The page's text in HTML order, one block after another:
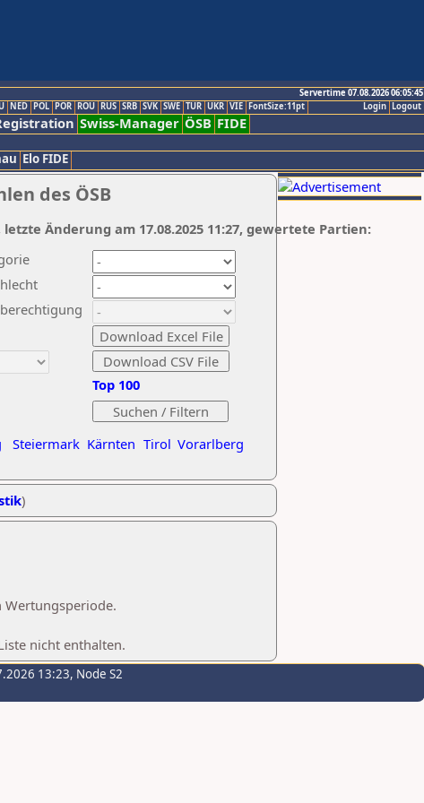
Servertime 07.08.2026 06:05:45
Logout
Login
NED POL POR ROU RUS SRB SVK SWE TUR UKR VIE FontSize:11pt
Swiss-Manager ÖSB FIDE
Elo FIDE
des ÖSB
Steiermark Kärnten Tirol Vorarlberg
Top 100
letzte Änderung am 17.08.2025 11:27, gewertete Partien:
)
Wertungsperiode.
nicht enthalten.
13:23, Node S2